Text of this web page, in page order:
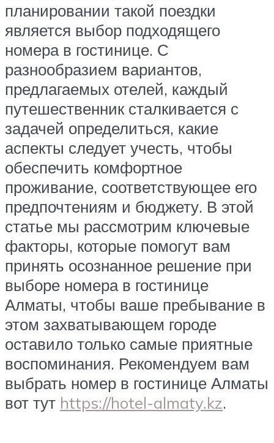
планировании такой поездки
является выбор подходящего
номера в гостинице. С
разнообразием вариантов,
предлагаемых отелей, каждый
путешественник сталкивается с
задачей определиться, какие
аспекты следует учесть, чтобы
обеспечить комфортное
проживание, соответствующее его
предпочтениям и бюджету. В этой
статье мы рассмотрим ключевые
факторы, которые помогут вам
принять осознанное решение при
выборе номера в гостинице
Алматы, чтобы ваше пребывание в
этом захватывающем городе
оставило только самые приятные
воспоминания. Рекомендуем вам
выбрать номер в гостинице Алматы
вот тут https://hotel-almaty.kz.